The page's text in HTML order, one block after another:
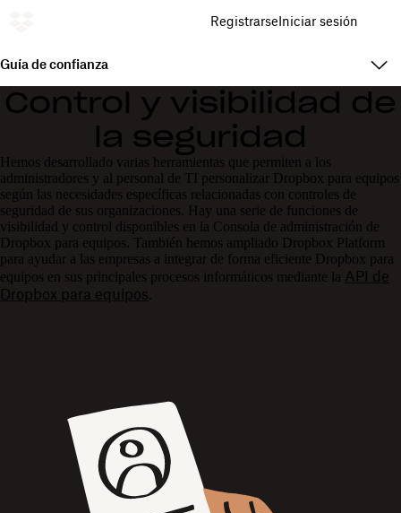
RegistrarseIniciar sesión
Guía de confianza
Control y visibilidad de
la seguridad
Hemos desarrollado varias herramientas que permiten a los
administradores y al personal de TI personalizar Dropbox para equipos
según las necesidades específicas relacionadas con controles de
seguridad de sus organizaciones. Hay una serie de funciones de
visibilidad y control disponibles en la Consola de administración de
Dropbox para equipos. También hemos ampliado Dropbox Platform
para ayudar a las empresas a integrar de forma eficiente Dropbox para
equipos en sus principales procesos informáticos mediante la API de
Dropbox para equipos